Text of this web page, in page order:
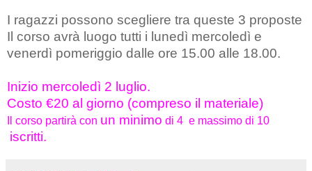
I ragazzi possono scegliere tra queste 3 proposte
Il corso avrà luogo tutti i lunedì mercoledì e
venerdì pomeriggio dalle ore 15.00 alle 18.00.
Inizio mercoledì 2 luglio.
Costo €20 al giorno (compreso il materiale)
Il corso partirà con un minimo di 4 e massimo di 10
iscritti.